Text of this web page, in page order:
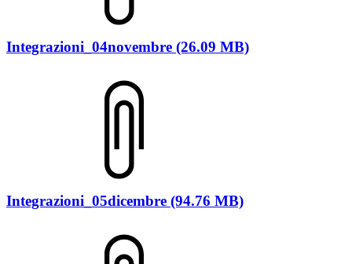
Integrazioni_04novembre (26.09 MB)
Integrazioni_05dicembre (94.76 MB)